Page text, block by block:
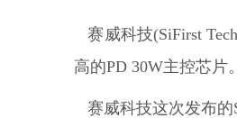
赛威科技(SiFirst
高的PD 30W主控芯片。
赛威科技这次发布的